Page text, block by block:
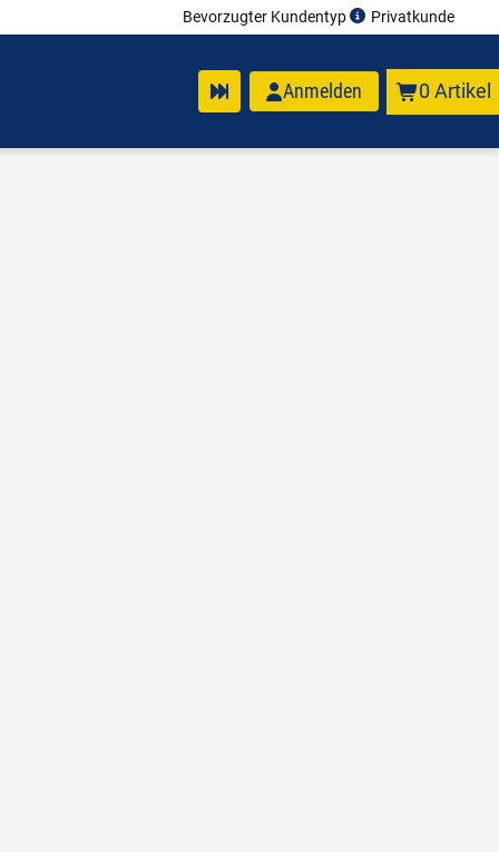
Bevorzugter Kundentyp Privatkunde
Anmelden 0 Artikel